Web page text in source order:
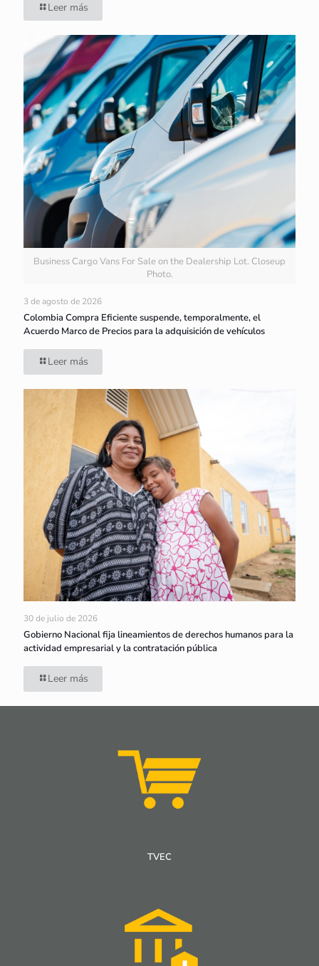
Leer más
Business Cargo Vans For Sale on the Dealership Lot. Closeup
Photo.
3 de agosto de 2026
Colombia Compra Eficiente suspende, temporalmente, el
Acuerdo Marco de Precios para la adquisición de vehículos
Leer más
30 de julio de 2026
Gobierno Nacional fija lineamientos de derechos humanos para la
actividad empresarial y la contratación pública
Leer más
TVEC